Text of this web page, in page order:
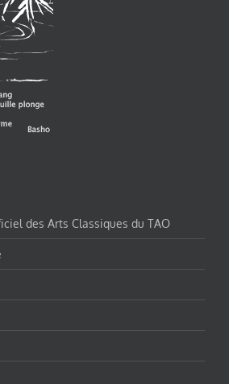
des Arts Classiques du TAO